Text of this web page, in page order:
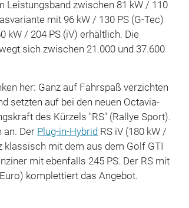
Leistungsband zwischen 81 kW / 110
mit 96 kW / 130 PS (G-Tec)
kW / 204 PS (iV) erhältlich. Die
sich zwischen 21.000 und 37.600
her: Ganz auf Fahrspaß verzichten
setzten auf bei den neuen Octavia-
des Kürzels "RS" (Rallye Sport).
an. Der Plug-in-Hybrid RS iV (180 kW /
klassisch mit dem aus dem Golf GTI
mit ebenfalls 245 PS. Der RS mit
komplettiert das Angebot.